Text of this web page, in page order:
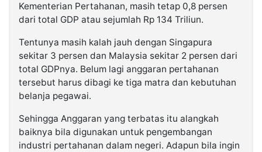
Kementerian Pertahanan, masih tetap 0,8 persen
dari total GDP atau sejumlah Rp 134 Triliun.
Tentunya masih kalah jauh dengan Singapura
sekitar 3 persen dan Malaysia sekitar 2 persen dari
total GDPnya. Belum lagi anggaran pertahanan
tersebut harus dibagi ke tiga matra dan kebutuhan
belanja pegawai.
Sehingga Anggaran yang terbatas itu alangkah
baiknya bila digunakan untuk pengembangan
industri pertahanan dalam negeri. Adapun bila ingin